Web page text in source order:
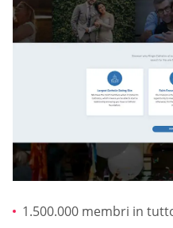
1.500.000 membri in